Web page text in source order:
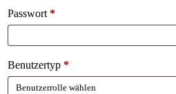
Passwort *
Benutzertyp *